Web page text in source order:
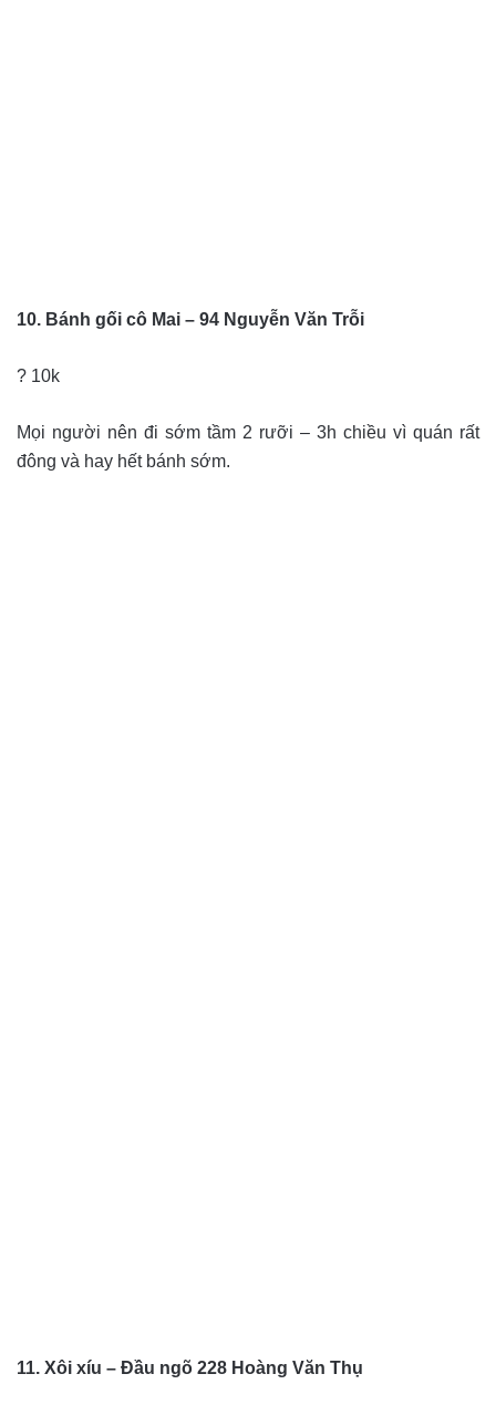
10. Bánh gối cô Mai – 94 Nguyễn Văn Trỗi
? 10k
Mọi người nên đi sớm tầm 2 rưỡi – 3h chiều vì quán rất
đông và hay hết bánh sớm.
11. Xôi xíu – Đầu ngõ 228 Hoàng Văn Thụ